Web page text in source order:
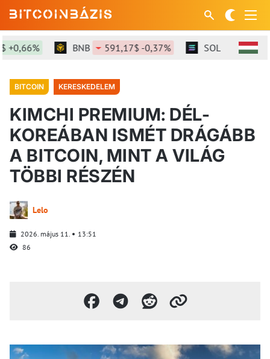
BNB 591,17$ -0,37% SOL 73,59$
BITCOIN KERESKEDELEM
KIMCHI PREMIUM: DÉL-
KOREÁBAN ISMÉT DRÁGÁBB
A BITCOIN, MINT A VILÁG
TÖBBI RÉSZÉN
Lelo
2026. május 11.
13:51
86